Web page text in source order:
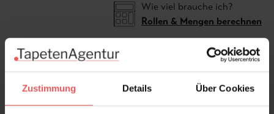
Zustimmung Details Über Cookies
Wie viel brauche ich?
Rollen & Mengen berechnen
Die Tapete Mayani ist eine kunstvoll gestaltete
Wanddekoration mit wunderschönen Vögeln, die auf
blattreichen Ästen sitzen. Eine Farbvariante verfügt